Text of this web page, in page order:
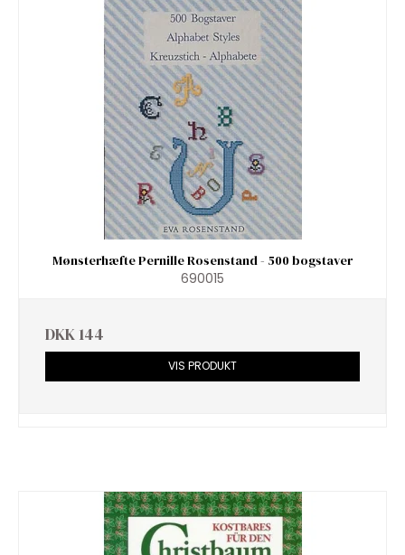
Mønsterhæfte Pernille Rosenstand - 500 bogstaver
690015
DKK 144
VIS PRODUKT